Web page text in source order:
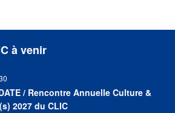
à venir
/ Rencontre Annuelle Culture &
2027 du CLIC